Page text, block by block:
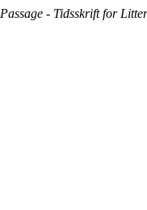
Passage - Tidsskrift for